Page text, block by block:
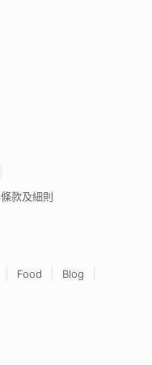
條款及細則
Food
Blog